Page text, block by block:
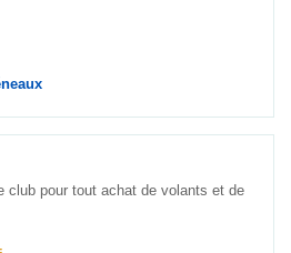
club pour tout achat de volants et de